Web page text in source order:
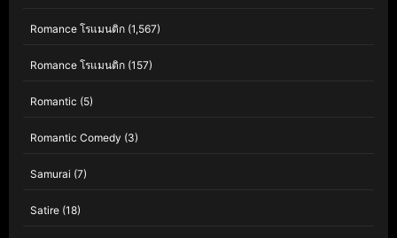
Romance โรแมนติก (1,567)
Romance โรแมนติก (157)
Romantic (5)
Romantic Comedy (3)
Samurai (7)
Satire (18)